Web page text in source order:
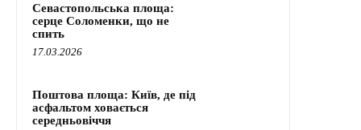
Севастопольська площа:
серце Соломенки, що не
спить
17.03.2026
Поштова площа: Київ, де під
асфальтом ховається
середньовіччя